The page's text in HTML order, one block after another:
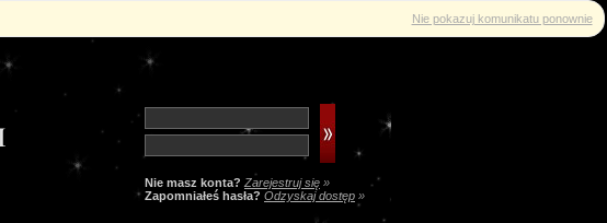
Nie pokazuj komunikatu ponownie
Nie masz konta? Zarejestruj się »
Zapomniałeś hasła? Odzyskaj dostęp »